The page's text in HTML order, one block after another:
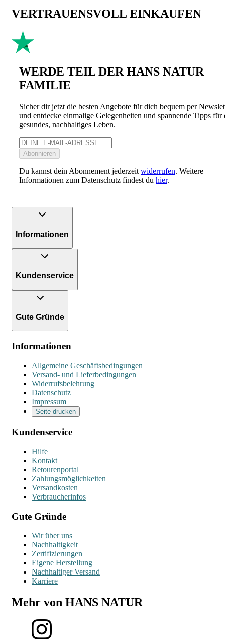
VERTRAUENSVOLL EINKAUFEN
WERDE TEIL DER HANS NATUR
FAMILIE
Sicher dir jetzt die besten Angebote für dich bequem per
und entdecke einmalige Gelegenheiten und spannende Tipps für
gesundes, nachhaltiges Leben.
Abonnieren
Du kannst dein Abonnement jederzeit widerrufen. Weitere
Informationen zum Datenschutz findest du hier.
Informationen
Kundenservice
Gute Gründe
Informationen
Allgemeine Geschäftsbedingungen
Versand- und Lieferbedingungen
Widerrufsbelehrung
Datenschutz
Impressum
Seite drucken
Kundenservice
Hilfe
Kontakt
Retourenportal
Zahlungsmöglichkeiten
Versandkosten
Verbraucherinfos
Gute Gründe
Wir über uns
Nachhaltigkeit
Zertifizierungen
Eigene Herstellung
Nachhaltiger Versand
Karriere
Mehr von HANS NATUR